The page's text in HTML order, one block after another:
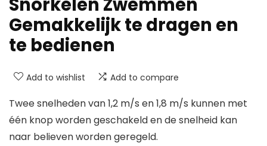
Snorkelen Zwemmen
Gemakkelijk te dragen en
te bedienen
Add to wishlist Add to compare
Twee snelheden van 1,2 m/s en 1,8 m/s kunnen met
één knop worden geschakeld en de snelheid kan
naar believen worden geregeld.